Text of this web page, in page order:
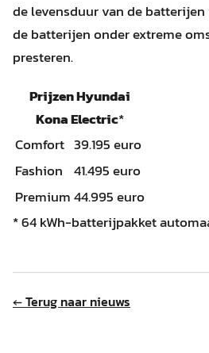
de levensduur van de
de batterijen onder extreme
presteren.
Prijzen Hyundai
Kona Electric*
Comfort 39.195 euro
Fashion 41.495 euro
Premium44.995 euro
* 64 kWh-batterijpakket
← Terug naar nieuws